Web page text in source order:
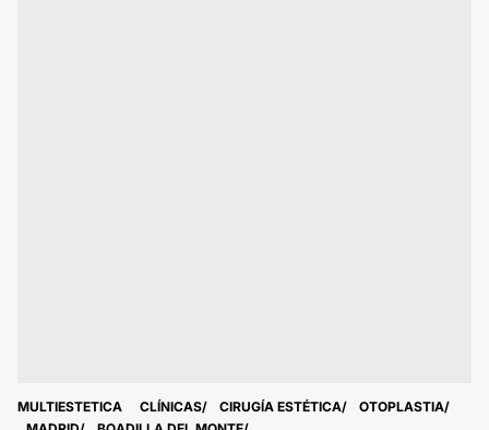
MULTIESTETICA CLÍNICAS CIRUGÍA ESTÉTICA
OTOPLASTIA